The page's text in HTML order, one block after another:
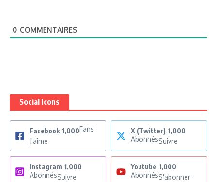
0 COMMENTAIRES
Social Icons
Facebook 1,000Fans
J'aime
X (Twitter) 1,000
AbonnésSuivre
Instagram 1,000
AbonnésSuivre
Youtube 1,000
AbonnésS'abonner